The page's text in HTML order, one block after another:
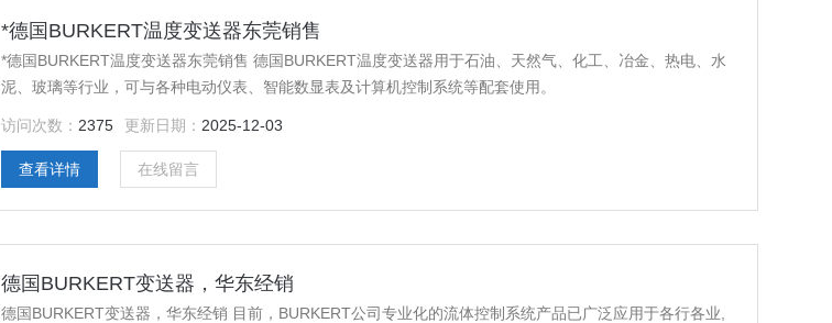
*德国BURKERT温度变送器东莞销售
*德国BURKERT温度变送器东莞销售 德国BURKERT温度变送器用于石油、天然气、化工、冶金、热电、水
泥、玻璃等行业，可与各种电动仪表、智能数显表及计算机控制系统等配套使用。
访问次数： 2375 更新日期： 2025-12-03
查看详情 在线留言
德国BURKERT变送器，华东经销
德国BURKERT变送器，华东经销 目前，BURKERT公司专业化的流体控制系统产品已广泛应用于各行各业,